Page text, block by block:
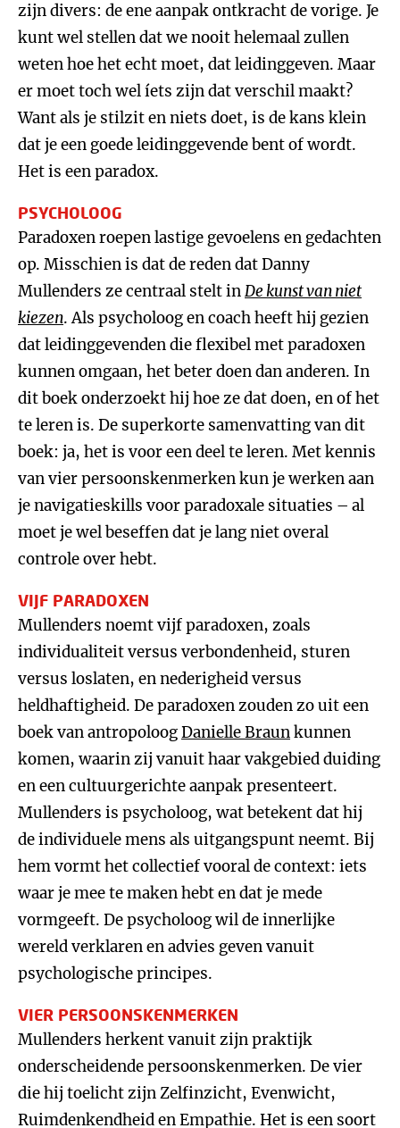
zijn divers: de ene aanpak ontkracht de vorige. Je
kunt wel stellen dat we nooit helemaal zullen
weten hoe het echt moet, dat leidinggeven. Maar
er moet toch wel íets zijn dat verschil maakt?
Want als je stilzit en niets doet, is de kans klein
dat je een goede leidinggevende bent of wordt.
Het is een paradox.
PSYCHOLOOG
Paradoxen roepen lastige gevoelens en gedachten
op. Misschien is dat de reden dat Danny
Mullenders ze centraal stelt inDe kunst van niet
kiezen. Als psycholoog en coach heeft hij gezien
dat leidinggevenden die flexibel met paradoxen
kunnen omgaan, het beter doen dan anderen. In
dit boek onderzoekt hij hoe ze dat doen, en of het
te leren is. De superkorte samenvatting van dit
boek: ja, het is voor een deel te leren. Met kennis
van vier persoonskenmerken kun je werken aan
je navigatieskills voor paradoxale situaties – al
moet je wel beseffen dat je lang niet overal
controle over hebt.
VIJF PARADOXEN
Mullenders noemt vijf paradoxen, zoals
individualiteit versus verbondenheid, sturen
versus loslaten, en nederigheid versus
heldhaftigheid. De paradoxen zouden zo uit een
boek van antropoloogDanielle Braunkunnen
komen, waarin zij vanuit haar vakgebied duiding
en een cultuurgerichte aanpak presenteert.
Mullenders is psycholoog, wat betekent dat hij
de individuele mens als uitgangspunt neemt. Bij
hem vormt het collectief vooral de context: iets
waar je mee te maken hebt en dat je mede
vormgeeft. De psycholoog wil de innerlijke
wereld verklaren en advies geven vanuit
psychologische principes.
VIER PERSOONSKENMERKEN
Mullenders herkent vanuit zijn praktijk
onderscheidende persoonskenmerken. De vier
die hij toelicht zijn Zelfinzicht, Evenwicht,
Ruimdenkendheid en Empathie. Het is een soort